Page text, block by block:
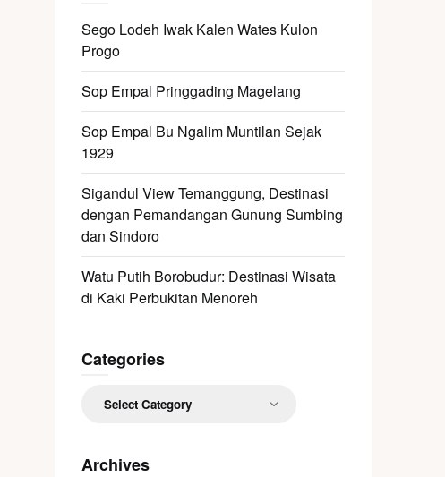
Sego Lodeh Iwak Kalen Wates Kulon
Progo
Sop Empal Pringgading Magelang
Sop Empal Bu Ngalim Muntilan Sejak
1929
Sigandul View Temanggung, Destinasi
dengan Pemandangan Gunung Sumbing
dan Sindoro
Watu Putih Borobudur: Destinasi Wisata
di Kaki Perbukitan Menoreh
Categories
Archives